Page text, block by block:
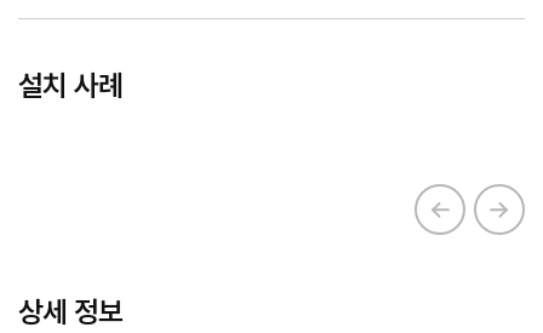
설치 사례
상세 정보